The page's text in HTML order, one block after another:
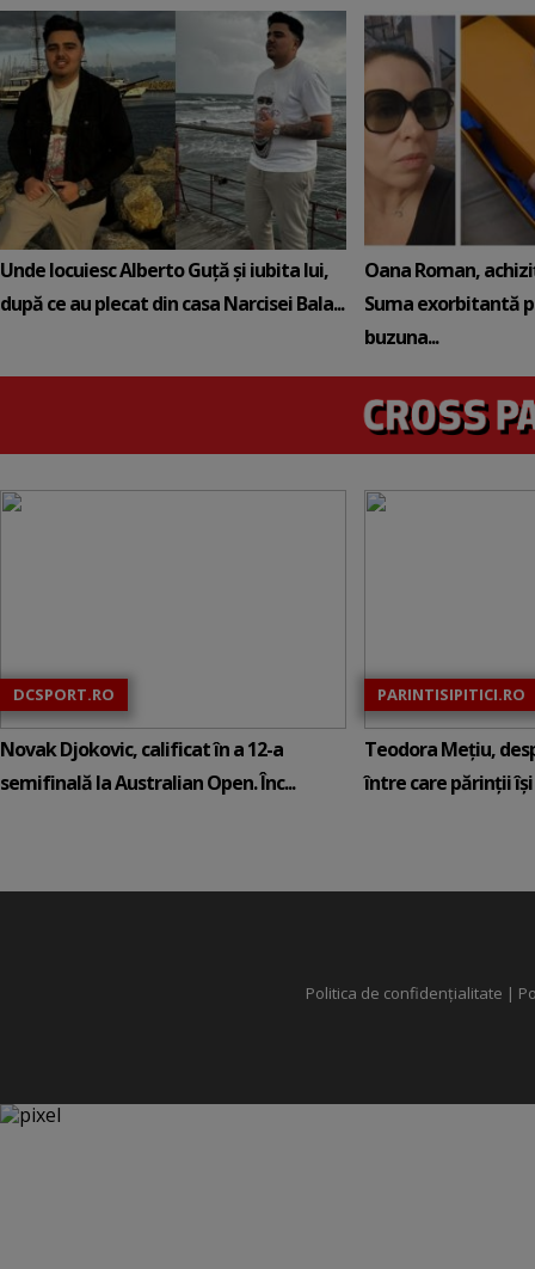
Unde locuiesc Alberto Guță și iubita lui,
după ce au plecat din casa Narcisei Bala...
Oana Roman,
Suma exorbitantă
buzuna...
DCSPORT.RO
Novak Djokovic, calificat în a 12-a
semifinală la Australian Open. Înc...
PARINTISIPITICI.RO
Teodora Mețiu,
între care părinții își
Politica de confidențialitate |